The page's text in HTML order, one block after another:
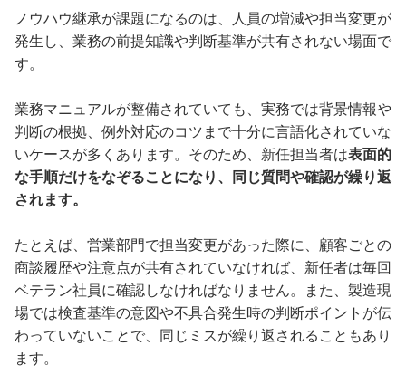
ノウハウ継承が課題になるのは、人員の増減や担当変更が
発生し、業務の前提知識や判断基準が共有されない場面で
す。
業務マニュアルが整備されていても、実務では背景情報や
判断の根拠、例外対応のコツまで十分に言語化されていな
いケースが多くあります。そのため、新任担当者は表面的
な手順だけをなぞることになり、同じ質問や確認が繰り返
されます。
たとえば、営業部門で担当変更があった際に、顧客ごとの
商談履歴や注意点が共有されていなければ、新任者は毎回
ベテラン社員に確認しなければなりません。また、製造現
場では検査基準の意図や不具合発生時の判断ポイントが伝
わっていないことで、同じミスが繰り返されることもあり
ます。